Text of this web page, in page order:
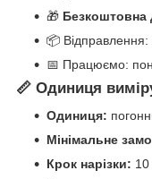
🎁 Безкоштовна
📦 Відправлення:
📅 Працюємо:
📏 Одиниця
Одиниця:
Мінімальне
Крок нарізки: